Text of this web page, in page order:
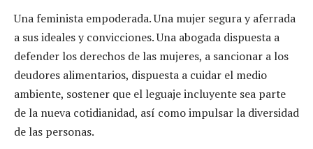
Una feminista empoderada. Una mujer segura y aferrada
a sus ideales y convicciones. Una abogada dispuesta a
defender los derechos de las mujeres, a sancionar a los
deudores alimentarios, dispuesta a cuidar el medio
ambiente, sostener que el leguaje incluyente sea parte
de la nueva cotidianidad, así como impulsar la diversidad
de las personas.